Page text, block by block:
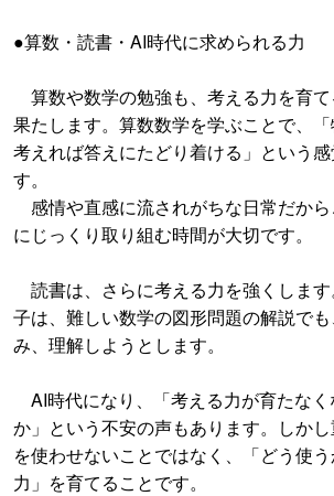
●算数・読書・AI時代に求められる力
算数や数学の勉強も、考える力を育
果たします。算数数学を学ぶことで、
考えれば答えにたどり着ける」という
す。
感情や直感に流されがちな日常だか
にじっくり取り組む時間が大切です。
読書は、さらに考える力を強くしま
子は、難しい数学の図形問題の解説で
み、理解しようとします。
AI時代になり、「考える力が育たな
か」という不安の声もあります。しか
を使わせないことではなく、「どう使
力」を育てることです。